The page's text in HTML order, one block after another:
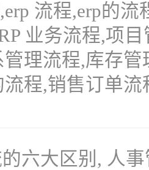
流程,erp的
业务流程,项
理流程,库存
程,销售订单
六大区别, 人